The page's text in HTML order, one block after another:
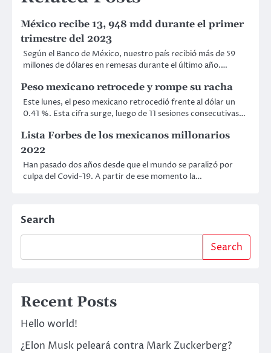
México recibe 13, 948 mdd durante el primer
trimestre del 2023
Según el Banco de México, nuestro país recibió más de 59
millones de dólares en remesas durante el último año.…
Peso mexicano retrocede y rompe su racha
Este lunes, el peso mexicano retrocedió frente al dólar un
0.41 %. Esta cifra surge, luego de 11 sesiones consecutivas…
Lista Forbes de los mexicanos millonarios
2022
Han pasado dos años desde que el mundo se paralizó por
culpa del Covid-19. A partir de ese momento la…
Search
Search
Recent Posts
Hello world!
¿Elon Musk peleará contra Mark Zuckerberg?